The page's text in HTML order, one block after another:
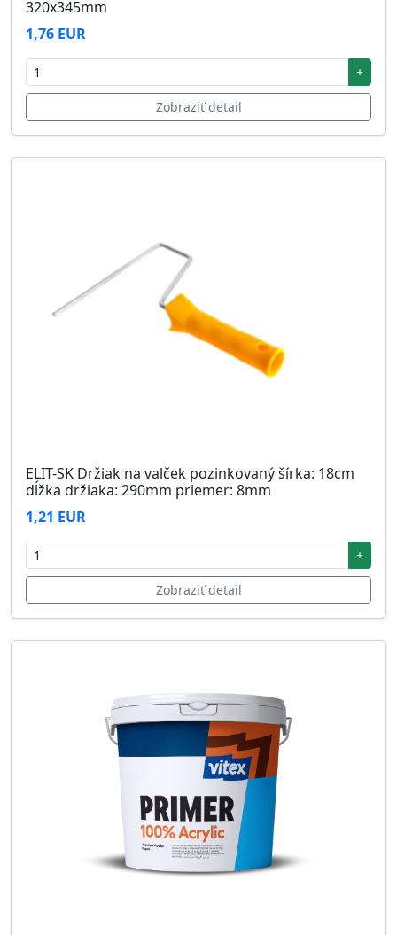
320x345mm
1,76 EUR
+
Zobraziť detail
ELIT-SK Držiak na valček pozinkovaný šírka: 18cm
dĺžka držiaka: 290mm priemer: 8mm
1,21 EUR
+
Zobraziť detail